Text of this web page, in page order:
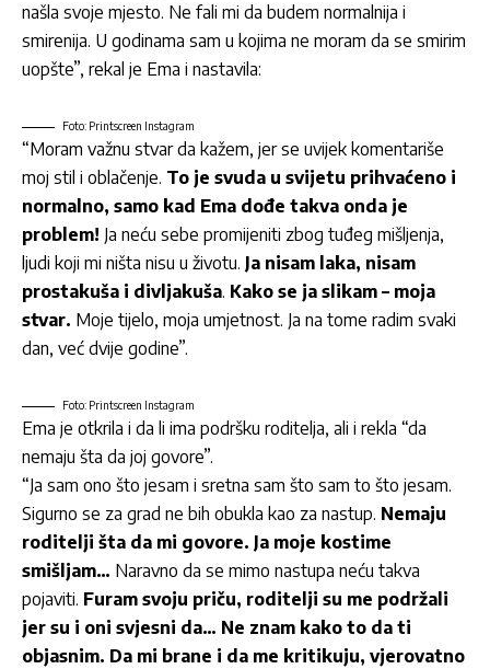
našla svoje mjesto. Ne fali mi da budem normalnija i
smirenija. U godinama sam u kojima ne moram da se smirim
uopšte”, rekal je Ema i nastavila:
Foto: Printscreen Instagram
“Moram važnu stvar da kažem, jer se uvijek komentariše
moj stil i oblačenje. To je svuda u svijetu prihvaćeno i
normalno, samo kad Ema dođe takva onda je
problem! Ja neću sebe promijeniti zbog tuđeg mišljenja,
ljudi koji mi ništa nisu u životu. Ja nisam laka, nisam
prostakuša i divljakuša. Kako se ja slikam – moja
stvar. Moje tijelo, moja umjetnost. Ja na tome radim svaki
dan, već dvije godine”.
Foto: Printscreen Instagram
Ema je otkrila i da li ima podršku roditelja, ali i rekla “da
nemaju šta da joj govore”.
“Ja sam ono što jesam i sretna sam što sam to što jesam.
Sigurno se za grad ne bih obukla kao za nastup. Nemaju
roditelji šta da mi govore. Ja moje kostime
smišljam… Naravno da se mimo nastupa neću takva
pojaviti. Furam svoju priču, roditelji su me podržali
jer su i oni svjesni da… Ne znam kako to da ti
objasnim. Da mi brane i da me kritikuju, vjerovatno